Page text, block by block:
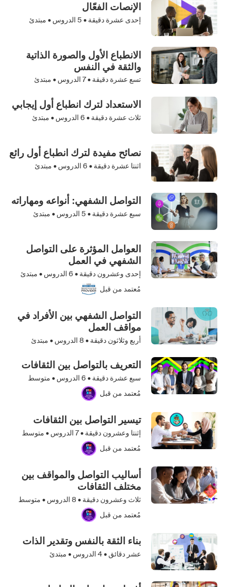
الإنصات الفعّال
إحدى عشرة دقيقة • 5 الدروس • مبتدئ
الانطباع الأول والصورة الذاتية
والثقة في النفس
تسع عشرة دقيقة •7 الدروس • مبتدئ
الاستعداد لترك انطباع أول إيجابي
ثلاث عشرة دقيقة • 6 الدروس • مبتدئ
نصائح مفيدة لترك انطباع أول رائع
اثنتا عشرة دقيقة • 6 الدروس • مبتدئ
التواصل الشفهي: أنواعه ومهاراته
سبع عشرة دقيقة • 5 الدروس • مبتدئ
العوامل المؤثرة على التواصل
الشفهي في العمل
إحدى وعشرون دقيقة • 6 الدروس • مبتدئ
مُعتمد من قبل
التواصل الشفهي بين الأفراد في
مواقف العمل
أربع وثلاثون دقيقة • 8 الدروس • مبتدئ
التعريف بالتواصل بين الثقافات
سبع عشرة دقيقة • 6 الدروس • متوسط
مُعتمد من قبل
تيسير التواصل بين الثقافات
إثنتا وعشرون دقيقة •7 الدروس • متوسط
مُعتمد من قبل
أساليب التواصل والمواقف بين
مختلف الثقافات
ثلاث وعشرون دقيقة • 8 الدروس • متوسط
مُعتمد من قبل
بناء الثقة بالنفس وتقدير الذات
عشر دقائق •4 الدروس • مبتدئ